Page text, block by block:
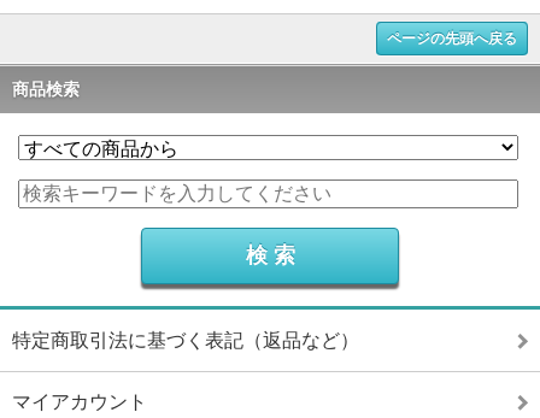
ページの先頭へ戻る
商品検索
特定商取引法に基づく表記（返品など）
マイアカウント